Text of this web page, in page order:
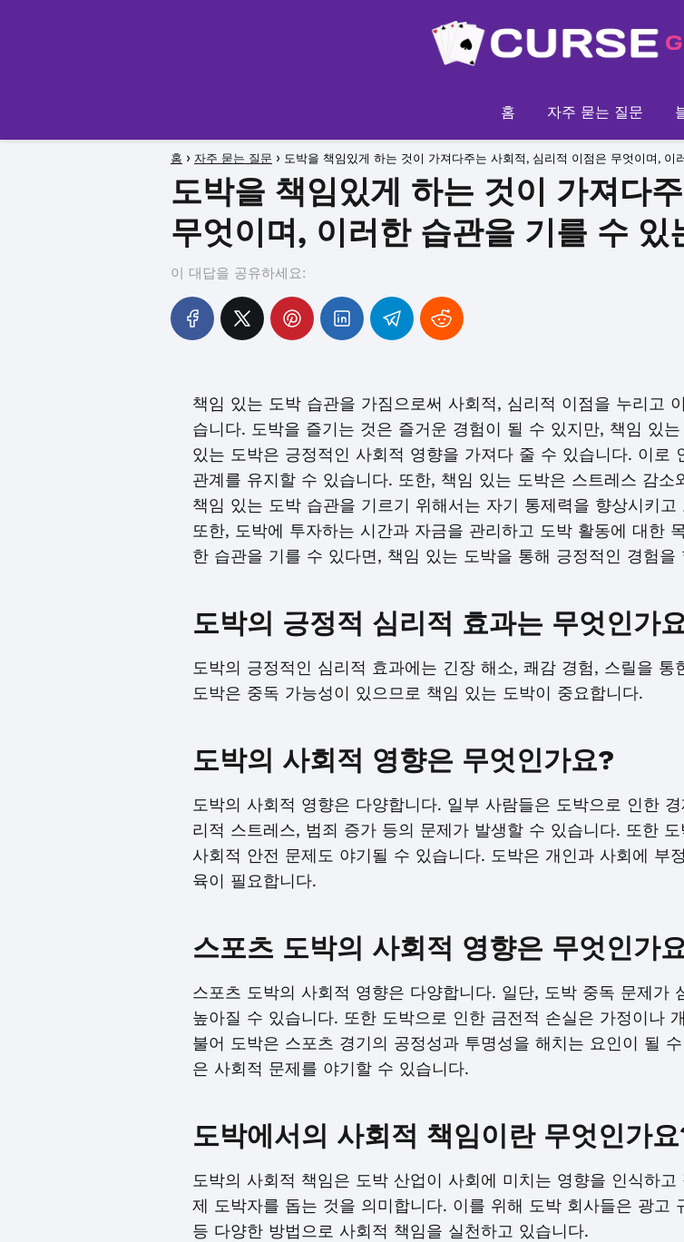
홈 자주 묻는 질문
홈 자주 묻는 질문 도박을 책임있게 하는 것이 가져다주는 사회적, 심리적 이점은 무엇이며,
도박을 책임있게 하는 것이 가져다
무엇이며, 이러한 습관을 기를 수
이 대답을 공유하세요:
책임 있는 도박 습관을 가짐으로써 사회적, 심리적 이점을 누리고
습니다. 도박을 즐기는 것은 즐거운 경험이 될 수 있지만, 책임 있
있는 도박은 긍정적인 사회적 영향을 가져다 줄 수 있습니다. 이로
관계를 유지할 수 있습니다. 또한, 책임 있는 도박은 스트레스 감
책임 있는 도박 습관을 기르기 위해서는 자기 통제력을 향상시키
또한, 도박에 투자하는 시간과 자금을 관리하고 도박 활동에 대한
한 습관을 기를 수 있다면, 책임 있는 도박을 통해 긍정적인 경험을
도박의 긍정적 심리적 효과는 무엇인가
도박의 긍정적인 심리적 효과에는 긴장 해소, 쾌감 경험, 스릴을
도박은 중독 가능성이 있으므로 책임 있는 도박이 중요합니다.
도박의 사회적 영향은 무엇인가요?
도박의 사회적 영향은 다양합니다. 일부 사람들은 도박으로 인한
리적 스트레스, 범죄 증가 등의 문제가 발생할 수 있습니다. 또한
사회적 안전 문제도 야기될 수 있습니다. 도박은 개인과 사회에 부
육이 필요합니다.
스포츠 도박의 사회적 영향은 무엇인가
스포츠 도박의 사회적 영향은 다양합니다. 일단, 도박 중독 문제가
높아질 수 있습니다. 또한 도박으로 인한 금전적 손실은 가정이나
불어 도박은 스포츠 경기의 공정성과 투명성을 해치는 요인이 될
은 사회적 문제를 야기할 수 있습니다.
도박에서의 사회적 책임이란 무엇인가
도박의 사회적 책임은 도박 산업이 사회에 미치는 영향을 인식하
제 도박자를 돕는 것을 의미합니다. 이를 위해 도박 회사들은 광고
등 다양한 방법으로 사회적 책임을 실천하고 있습니다.